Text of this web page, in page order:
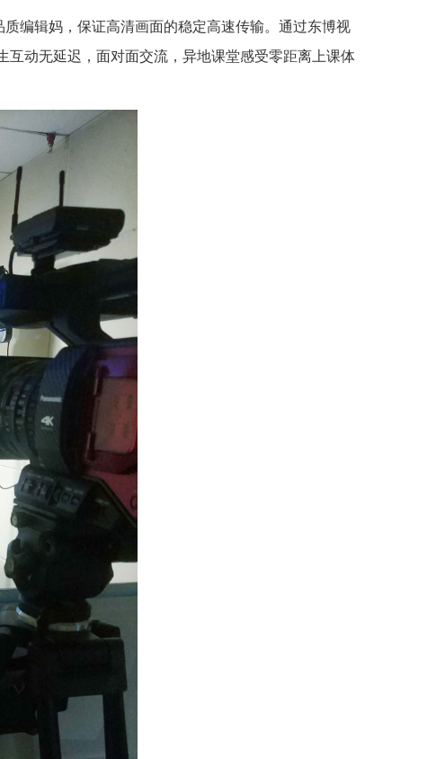
质编辑妈，保证高清画面的稳定高速传输。通过东博视
动无延迟，面对面交流，异地课堂感受零距离上课体